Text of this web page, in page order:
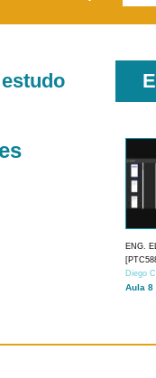
ENG.
Diego
Aula 8